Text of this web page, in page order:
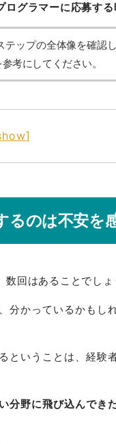
ログラマーに応募す
テップの全体像を確認
考にしてください。
]
るのは不安を
回はあることでしょ
分かっているかもし
ということは、経験
分野に飛び込んでき